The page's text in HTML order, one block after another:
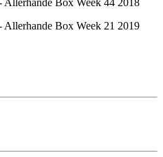
Box Week 44 2018
Box Week 21 2019